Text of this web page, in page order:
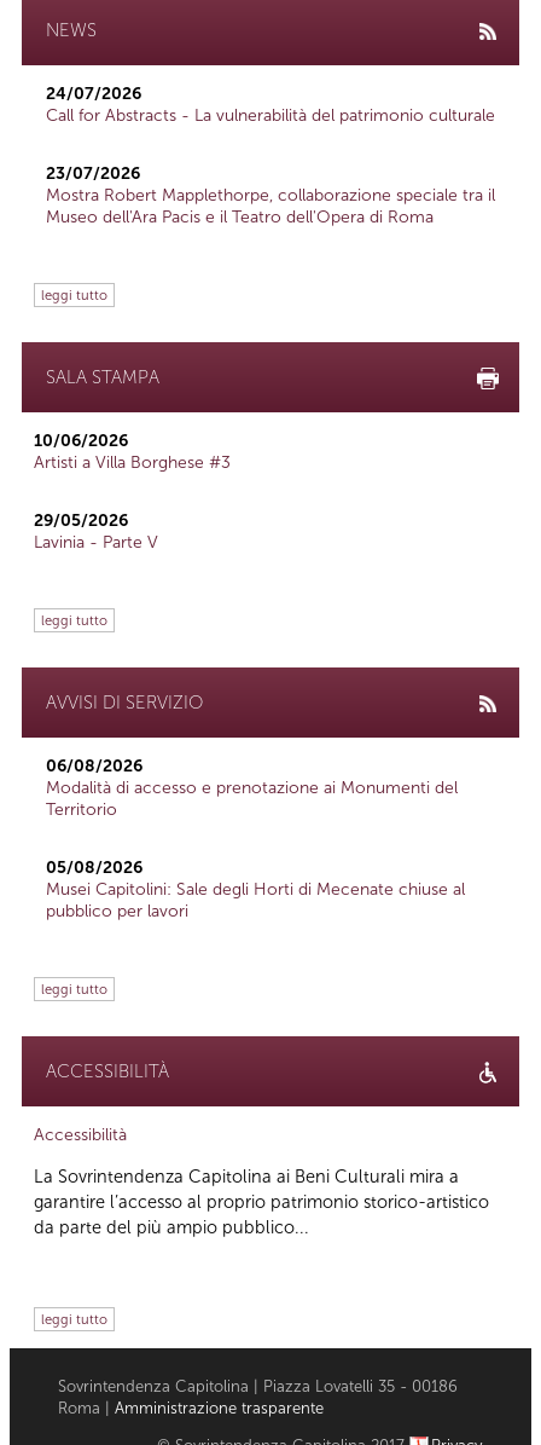
NEWS
24/07/2026
Call for Abstracts - La vulnerabilità del patrimonio culturale
23/07/2026
Mostra Robert Mapplethorpe, collaborazione speciale tra il
Museo dell'Ara Pacis e il Teatro dell'Opera di Roma
leggi tutto
SALA STAMPA
10/06/2026
Artisti a Villa Borghese #3
29/05/2026
Lavinia - Parte V
leggi tutto
AVVISI DI SERVIZIO
06/08/2026
Modalità di accesso e prenotazione ai Monumenti del
Territorio
05/08/2026
Musei Capitolini: Sale degli Horti di Mecenate chiuse al
pubblico per lavori
leggi tutto
ACCESSIBILITÀ
Accessibilità
La Sovrintendenza Capitolina ai Beni Culturali mira a
garantire l’accesso al proprio patrimonio storico-artistico
da parte del più ampio pubblico...
leggi tutto
Sovrintendenza Capitolina | Piazza Lovatelli 35 - 00186
Roma | Amministrazione trasparente